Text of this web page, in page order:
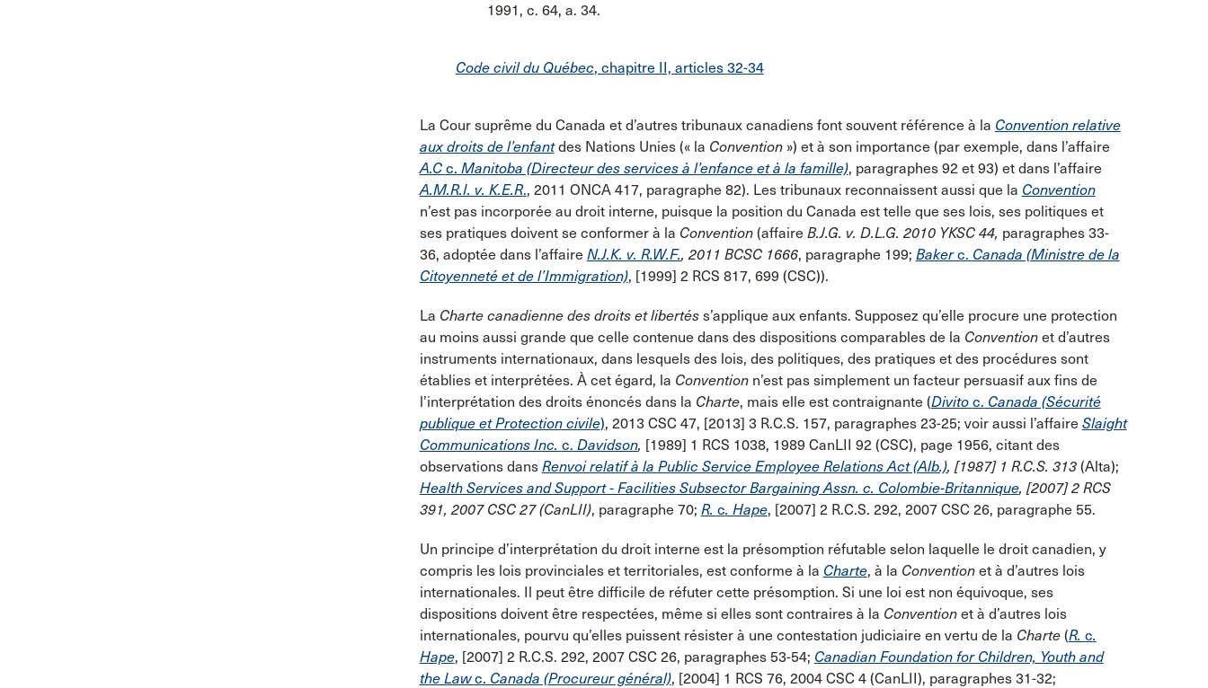
1991, c. 64, a. 34.
Code civil du Québec, chapitre II, articles 32-34
La Cour suprême du Canada et d’autres tribunaux canadiens font souvent référence à la Convention relative
aux droits de l’enfantdes Nations Unies (« la Convention») et à son importance (par exemple, dans l’affaire
A.C c. Manitoba (Directeur des services à l’enfance et à la famille), paragraphes 92 et 93) et dans l’affaire
A.M.R.I. v. K.E.R., 2011 ONCA 417, paragraphe 82). Les tribunaux reconnaissent aussi que la Convention
n’est pas incorporée au droit interne, puisque la position du Canada est telle que ses lois, ses politiques et
ses pratiques doivent se conformer à la Convention(affaire B.J.G. v. D.L.G. 2010 YKSC 44, paragraphes 33-
36, adoptée dans l’affaire N.J.K. v. R.W.F., 2011 BCSC 1666, paragraphe 199; Bakerc. Canada (Ministre de la
Citoyenneté et de l’Immigration), [1999] 2 RCS 817, 699 (CSC)).
La Charte canadienne des droits et libertéss’applique aux enfants. Supposez qu’elle procure une protection
au moins aussi grande que celle contenue dans des dispositions comparables de la Conventionet d’autres
instruments internationaux, dans lesquels des lois, des politiques, des pratiques et des procédures sont
établies et interprétées. À cet égard, la Conventionn’est pas simplement un facteur persuasif aux fins de
l’interprétation des droits énoncés dans la Charte, mais elle est contraignante (Divito c. Canada (Sécurité
publique et Protection civile), 2013 CSC 47, [2013] 3 R.C.S. 157, paragraphes 23-25; voir aussi l’affaire Slaight
Communications Inc. c. Davidson, [1989] 1 RCS 1038, 1989 CanLII 92 (CSC), page 1956, citant des
observations dans Renvoi relatif à la Public Service Employee Relations Act (Alb.), [1987] 1 R.C.S. 313(Alta);
Health Services and Support - Facilities Subsector Bargaining Assn. c. Colombie-Britannique, [2007] 2 RCS
391, 2007 CSC 27 (CanLII), paragraphe 70; R. c. Hape, [2007] 2 R.C.S. 292, 2007 CSC 26, paragraphe 55.
Un principe d’interprétation du droit interne est la présomption réfutable selon laquelle le droit canadien, y
compris les lois provinciales et territoriales, est conforme à la Charte, à la Conventionet à d’autres lois
internationales. Il peut être difficile de réfuter cette présomption. Si une loi est non équivoque, ses
dispositions doivent être respectées, même si elles sont contraires à la Conventionet à d’autres lois
internationales, pourvu qu’elles puissent résister à une contestation judiciaire en vertu de la Charte(R. c.
Hape, [2007] 2 R.C.S. 292, 2007 CSC 26, paragraphes 53-54; Canadian Foundation for Children, Youth and
the Lawc. Canada (Procureur général), [2004] 1 RCS 76, 2004 CSC 4 (CanLII), paragraphes 31-32;